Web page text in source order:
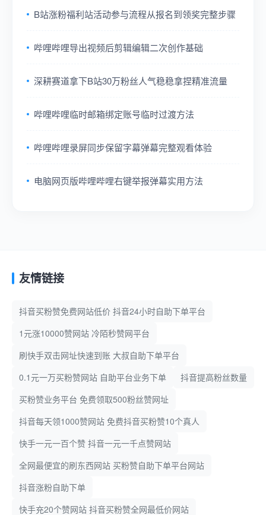
B站涨粉福利站活动参与流程从报名到领奖完整步骤
哔哩哔哩导出视频后剪辑编辑二次创作基础
深耕赛道拿下B站30万粉丝人气稳稳拿捏精准流量
哔哩哔哩临时邮箱绑定账号临时过渡方法
哔哩哔哩录屏同步保留字幕弹幕完整观看体验
电脑网页版哔哩哔哩右键举报弹幕实用方法
友情链接
抖音买粉赞免费网站低价 抖音24小时自助下单平台
1元涨10000赞网站 冷陌秒赞网平台
刷快手双击网址快速到账 大叔自助下单平台
0.1元一万买粉赞网站 自助平台业务下单
抖音提高粉丝数量
买粉赞业务平台 免费领取500粉丝赞网址
抖音每天领1000赞网站 免费抖音买粉赞10个真人
快手一元一百个赞 抖音一元一千点赞网站
全网最便宜的刷东西网站 买粉赞自助下单平台网站
抖音涨粉自助下单
快手充20个赞网站 抖音买粉赞全网最低价网站